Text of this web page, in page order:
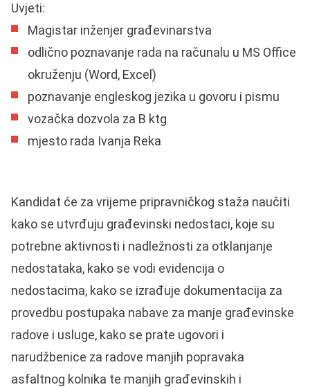
Uvjeti:
Magistar inženjer građevinarstva
odlično poznavanje rada na računalu u MS Office
okruženju (Word, Excel)
poznavanje engleskog jezika u govoru i pismu
vozačka dozvola za B ktg
mjesto rada Ivanja Reka
Kandidat će za vrijeme pripravničkog staža naučiti
kako se utvrđuju građevinski nedostaci, koje su
potrebne aktivnosti i nadležnosti za otklanjanje
nedostataka, kako se vodi evidencija o
nedostacima, kako se izrađuje dokumentacija za
provedbu postupaka nabave za manje građevinske
radove i usluge, kako se prate ugovori i
narudžbenice za radove manjih popravaka
asfaltnog kolnika te manjih građevinskih i